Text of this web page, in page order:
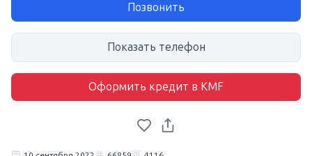
Позвонить
Показать телефон
Оформить кредит в KMF